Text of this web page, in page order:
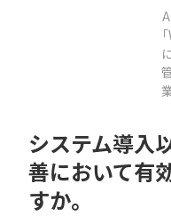
システム導入
善において有
すか。